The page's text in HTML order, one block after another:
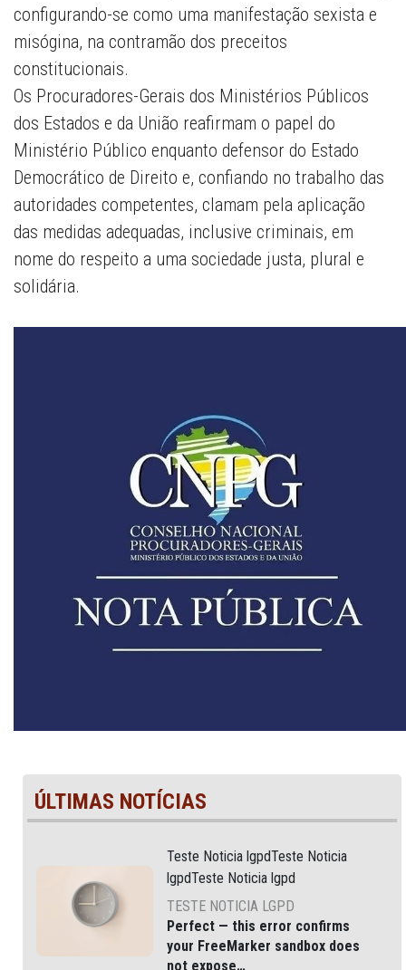
configurando-se como uma manifestação sexista e
misógina, na contramão dos preceitos
constitucionais.
Os Procuradores-Gerais dos Ministérios Públicos
dos Estados e da União reafirmam o papel do
Ministério Público enquanto defensor do Estado
Democrático de Direito e, confiando no trabalho das
autoridades competentes, clamam pela aplicação
das medidas adequadas, inclusive criminais, em
nome do respeito a uma sociedade justa, plural e
solidária.
ÚLTIMAS NOTÍCIAS
Teste Noticia lgpdTeste Noticia
lgpdTeste Noticia lgpd
TESTE NOTICIA LGPD
Perfect — this error confirms
your FreeMarker sandbox does
not expose